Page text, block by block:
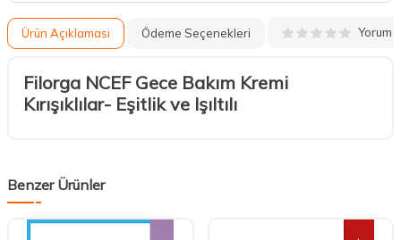
Ürün Açıklaması Ödeme Seçenekleri Yorum
Filorga NCEF Gece Bakım Kremi
Kırışıklılar- Eşitlik ve Işıltılı
Benzer Ürünler